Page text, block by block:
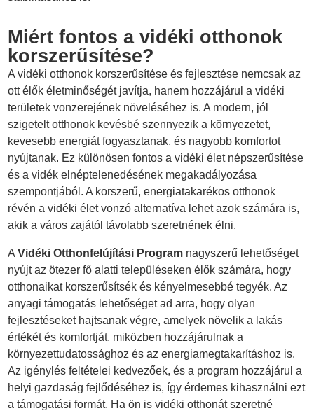
Miért fontos a vidéki otthonok
korszerűsítése?
A vidéki otthonok korszerűsítése és fejlesztése nemcsak az
ott élők életminőségét javítja, hanem hozzájárul a vidéki
területek vonzerejének növeléséhez is. A modern, jól
szigetelt otthonok kevésbé szennyezik a környezetet,
kevesebb energiát fogyasztanak, és nagyobb komfortot
nyújtanak. Ez különösen fontos a vidéki élet népszerűsítése
és a vidék elnéptelenedésének megakadályozása
szempontjából. A korszerű, energiatakarékos otthonok
révén a vidéki élet vonzó alternatíva lehet azok számára is,
akik a város zajától távolabb szeretnének élni.
AVidéki Otthonfelújítási Program nagyszerű lehetőséget
nyújt az ötezer fő alatti településeken élők számára, hogy
otthonaikat korszerűsítsék és kényelmesebbé tegyék. Az
anyagi támogatás lehetőséget ad arra, hogy olyan
fejlesztéseket hajtsanak végre, amelyek növelik a lakás
értékét és komfortját, miközben hozzájárulnak a
környezettudatossághoz és az energiamegtakarításhoz is.
Az igénylés feltételei kedvezőek, és a program hozzájárul a
helyi gazdaság fejlődéséhez is, így érdemes kihasználni ezt
a támogatási formát. Ha ön is vidéki otthonát szeretné